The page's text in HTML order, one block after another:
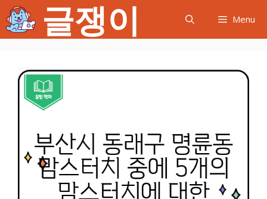
텐
츠
글쟁이 Menu